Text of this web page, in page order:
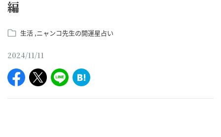
編
生活 ニャンコ先生の開運星占い
2024/11/11